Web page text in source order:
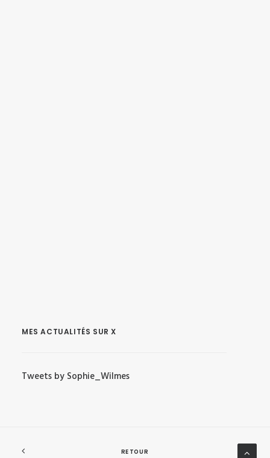
MES ACTUALITÉS SUR X
Tweets by Sophie_Wilmes
RETOUR